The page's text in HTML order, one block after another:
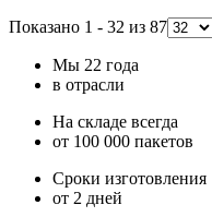
Показано 1 - 32 из 87
Мы 22 года
в отрасли
На складе всегда
от 100 000 пакетов
Сроки изготовления
от 2 дней